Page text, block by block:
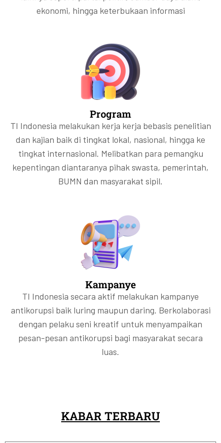
ekonomi, hingga keterbukaan informasi
Program
TI Indonesia melakukan kerja kerja bebasis penelitian
dan kajian baik di tingkat lokal, nasional, hingga ke
tingkat internasional. Melibatkan para pemangku
kepentingan diantaranya pihak swasta, pemerintah,
BUMN dan masyarakat sipil.
Kampanye
TI Indonesia secara aktif melakukan kampanye
antikorupsi baik luring maupun daring. Berkolaborasi
dengan pelaku seni kreatif untuk menyampaikan
pesan-pesan antikorupsi bagi masyarakat secara
luas.
KABAR TERBARU